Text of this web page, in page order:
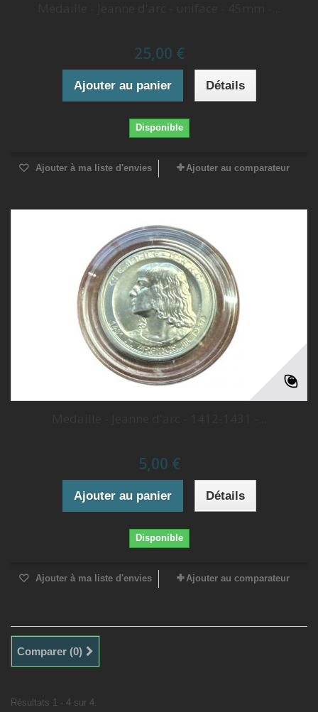
25,00 €
Ajouter au panier Détails
Disponible
Ajouter à ma liste d'envies Ajouter au comparateur
5,00 €
Ajouter au panier Détails
Disponible
Ajouter à ma liste d'envies Ajouter au comparateur
Comparer (0)
Résultats 1 - 4 sur 4.